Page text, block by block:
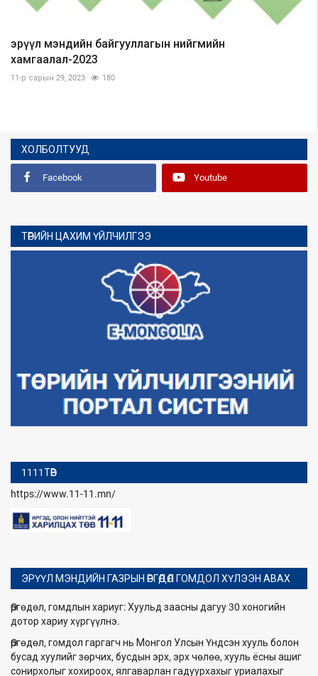
эрүүл мэндийн байгууллагын нийгмийн
хамгаалал-2023
11-р сарын 29, 2023 180
ХОЛБОЛТУУД
Facebook Youtube
ТӨРИЙН ЦАХИМ ҮЙЛЧИЛГЭЭ
1111ТӨВ
https://www.11-11.mn/
ЭРҮҮЛ МЭНДИЙН ГАЗРЫН ӨРГӨДӨЛ ГОМДОЛ ХҮЛЭЭН АВАХ
Өргөдөл, гомдлын хариуг: Хуульд заасны дагуу 30 хоногийн
дотор хариу хүргүүлнэ.
Өргөдөл, гомдол гаргагч нь Монгол Улсын Үндсэн хууль болон
бусад хуулийг зөрчих, бусдын эрх, эрх чөлөө, хууль ёсны ашиг
сонирхолыг хохироох, ялгаварлан гадуурхахыг уриалахыг